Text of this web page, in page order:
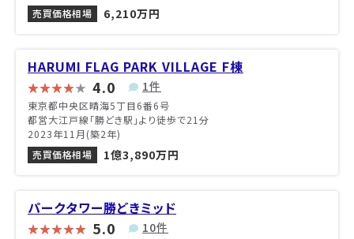
売買価格相場
6,210万円
HARUMI FLAG PARK VILLAGE F棟
4.0 1件
東京都中央区晴海5丁目6番6号
都営大江戸線「勝どき駅」より徒歩で21分
2023年11月(築2年)
売買価格相場
1億3,890万円
パークタワー勝どきミッド
5.0 10件